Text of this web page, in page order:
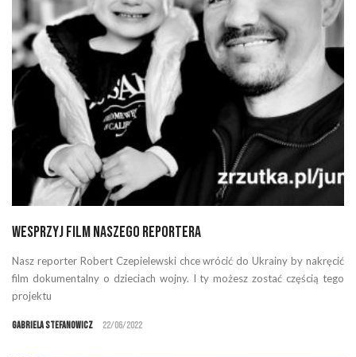
Wesprzyj film naszego reportera
Nasz reporter Robert Czepielewski chce wrócić do Ukrainy by nakręcić
film dokumentalny o dzieciach wojny. I ty możesz zostać częścią tego
projektu
Gabriela Stefanowicz 22/06/2022